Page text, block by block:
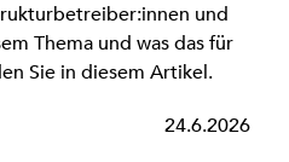
und
Thema und was das für
Sie in diesem Artikel.
24.6.2026